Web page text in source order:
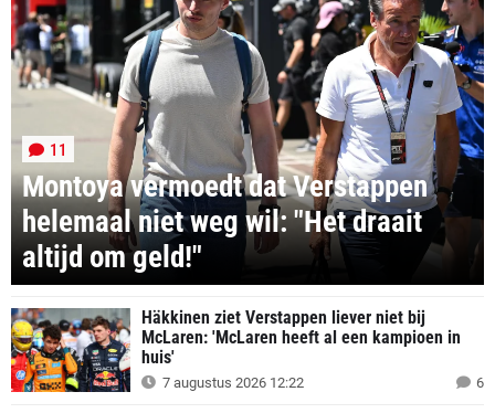
Montoya vermoedt dat Verstappen
helemaal niet weg wil: "Het draait
altijd om geld!"
11
Häkkinen ziet Verstappen liever niet bij
McLaren: 'McLaren heeft al een kampioen in
huis'
7 augustus 2026 12:22 6